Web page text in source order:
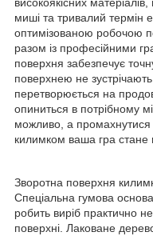
високоякісних
миші та тривалий термін
оптимізованою робочою
разом із професійними
поверхня забезпечує
поверхнею не
перетворюється на
опиниться в потрібному
можливо, а
килимком ваша гра
Зворотна поверхня
Спеціальна гумова
робить виріб практично
поверхні. Лаковане